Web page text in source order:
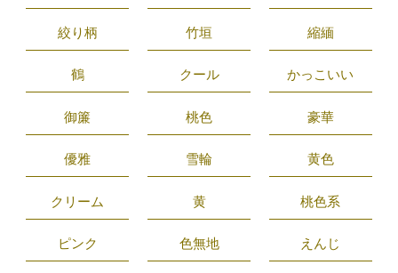
絞り柄 竹垣 縮緬
鶴 クール かっこいい
御簾 桃色 豪華
優雅 雪輪 黄色
クリーム 黄 桃色系
ピンク 色無地 えんじ